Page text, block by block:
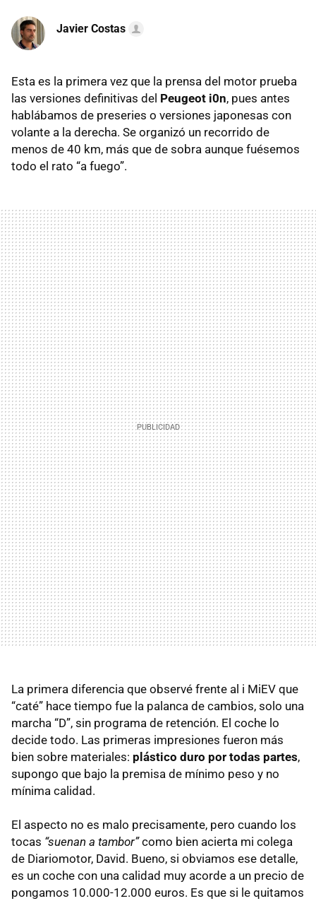
Javier Costas
Esta es la primera vez que la prensa del motor prueba
las versiones definitivas del Peugeot i0n, pues antes
hablábamos de preseries o versiones japonesas con
volante a la derecha. Se organizó un recorrido de
menos de 40 km, más que de sobra aunque fuésemos
todo el rato “a fuego”.
La primera diferencia que observé frente al i MiEV que
“caté” hace tiempo fue la palanca de cambios, solo una
marcha “D”, sin programa de retención. El coche lo
decide todo. Las primeras impresiones fueron más
bien sobre materiales: plástico duro por todas partes,
supongo que bajo la premisa de mínimo peso y no
mínima calidad.
El aspecto no es malo precisamente, pero cuando los
tocas “suenan a tambor”como bien acierta mi colega
de Diariomotor, David. Bueno, si obviamos ese detalle,
es un coche con una calidad muy acorde a un precio de
pongamos 10.000-12.000 euros. Es que si le quitamos